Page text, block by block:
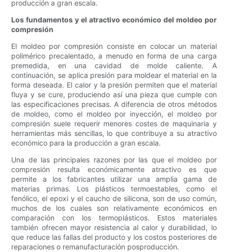
producción a gran escala.
Los fundamentos y el atractivo económico del moldeo por
compresión
El moldeo por compresión consiste en colocar un material
polimérico precalentado, a menudo en forma de una carga
premedida, en una cavidad de molde caliente. A
continuación, se aplica presión para moldear el material en la
forma deseada. El calor y la presión permiten que el material
fluya y se cure, produciendo así una pieza que cumple con
las especificaciones precisas. A diferencia de otros métodos
de moldeo, como el moldeo por inyección, el moldeo por
compresión suele requerir menores costes de maquinaria y
herramientas más sencillas, lo que contribuye a su atractivo
económico para la producción a gran escala.
Una de las principales razones por las que el moldeo por
compresión resulta económicamente atractivo es que
permite a los fabricantes utilizar una amplia gama de
materias primas. Los plásticos termoestables, como el
fenólico, el epoxi y el caucho de silicona, son de uso común,
muchos de los cuales son relativamente económicos en
comparación con los termoplásticos. Estos materiales
también ofrecen mayor resistencia al calor y durabilidad, lo
que reduce las fallas del producto y los costos posteriores de
reparaciones o remanufacturación posproducción.